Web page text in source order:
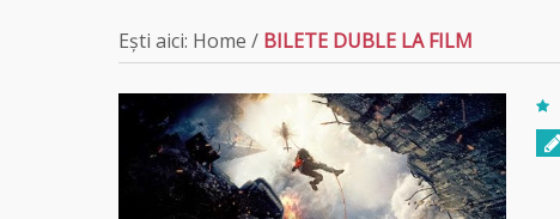
Ești aici: Home / BILETE DUBLE LA FILM